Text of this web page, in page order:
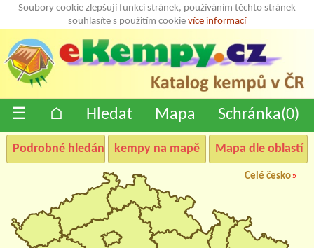
Soubory cookie zlepšují funkci stránek, používáním těchto stránek
souhlasíte s použitím cookie více informací
☰ ⌂ Hledat Mapa Schránka(0)
Podrobné hledání kempy na mapě Mapa dle oblastí
Celé česko»